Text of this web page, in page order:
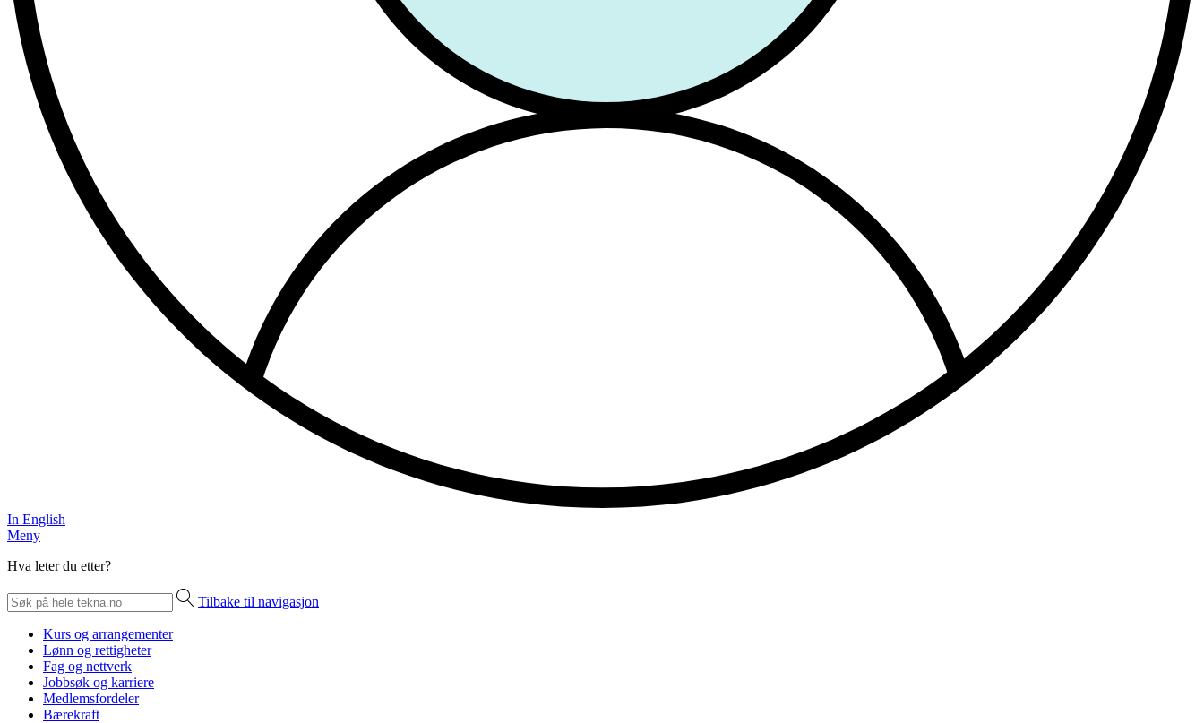
In English
Meny
Hva leter du etter?
Tilbake til navigasjon
Kurs og arrangementer
Lønn og rettigheter
Fag og nettverk
Jobbsøk og karriere
Medlemsfordeler
Bærekraft